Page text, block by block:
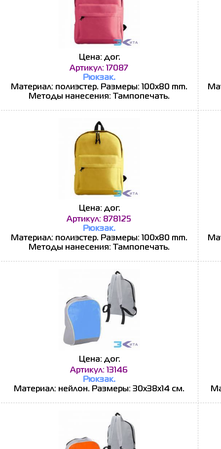
Цена: дог.
Артикул: 17087
Рюкзак.
Материал: полиэстер. Размеры: 100x80 mm.
Методы нанесения: Тампопечать.
Цена: дог.
Артикул: 878125
Рюкзак.
Материал: полиэстер. Размеры: 100x80 mm.
Методы нанесения: Тампопечать.
Цена: дог.
Артикул: 13146
Рюкзак.
Материал: нейлон. Размеры: 30х38х14 см.